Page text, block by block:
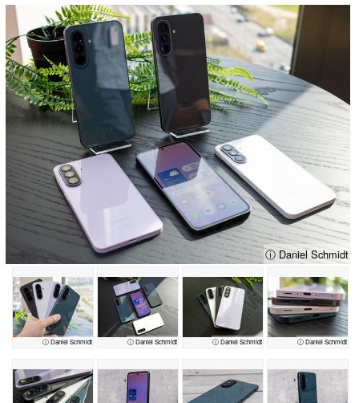
ⓘ Daniel Schmidt
ⓘ Daniel Schmidt ⓘ Daniel Schmidt ⓘ Daniel Schmidt ⓘ Daniel Schmidt